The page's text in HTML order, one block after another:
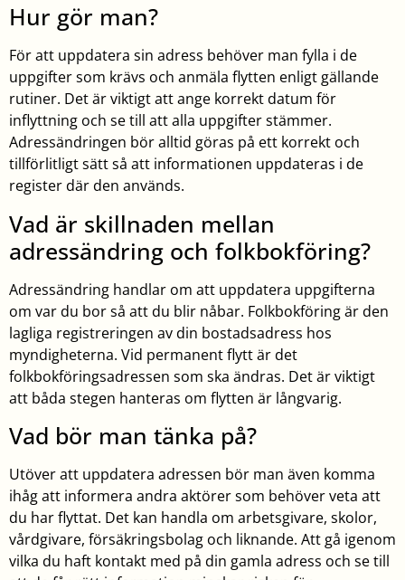
Hur gör man?
För att uppdatera sin adress behöver man fylla i de
uppgifter som krävs och anmäla flytten enligt gällande
rutiner. Det är viktigt att ange korrekt datum för
inflyttning och se till att alla uppgifter stämmer.
Adressändringen bör alltid göras på ett korrekt och
tillförlitligt sätt så att informationen uppdateras i de
register där den används.
Vad är skillnaden mellan
adressändring och folkbokföring?
Adressändring handlar om att uppdatera uppgifterna
om var du bor så att du blir nåbar. Folkbokföring är den
lagliga registreringen av din bostadsadress hos
myndigheterna. Vid permanent flytt är det
folkbokföringsadressen som ska ändras. Det är viktigt
att båda stegen hanteras om flytten är långvarig.
Vad bör man tänka på?
Utöver att uppdatera adressen bör man även komma
ihåg att informera andra aktörer som behöver veta att
du har flyttat. Det kan handla om arbetsgivare, skolor,
vårdgivare, försäkringsbolag och liknande. Att gå igenom
vilka du haft kontakt med på din gamla adress och se till